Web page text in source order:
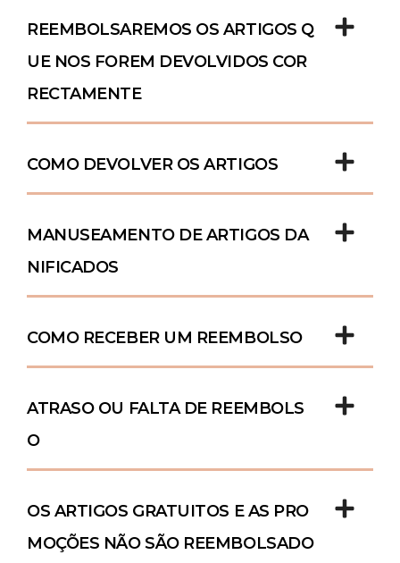
REEMBOLSAREMOS OS ARTIGOS Q
UE NOS FOREM DEVOLVIDOS COR
RECTAMENTE
COMO DEVOLVER OS ARTIGOS
MANUSEAMENTO DE ARTIGOS DA
NIFICADOS
COMO RECEBER UM REEMBOLSO
ATRASO OU FALTA DE REEMBOLS
O
OS ARTIGOS GRATUITOS E AS PRO
MOÇÕES NÃO SÃO REEMBOLSADO